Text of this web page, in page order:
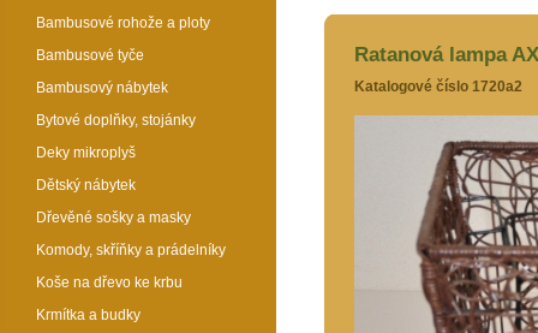
Ratanová lampa
Katalogové číslo 1720a2
Bambusové rohože a ploty
Bambusové tyče
Bambusový nábytek
Bytové doplňky, stojánky
Deky mikroplyš
Dětský nábytek
Dřevěné sošky a masky
Komody, skříňky a prádelníky
Koše na dřevo ke krbu
Krmítka a budky